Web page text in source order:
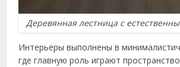
Деревянная лестница с
Интерьеры выполнены в
где главную роль играют